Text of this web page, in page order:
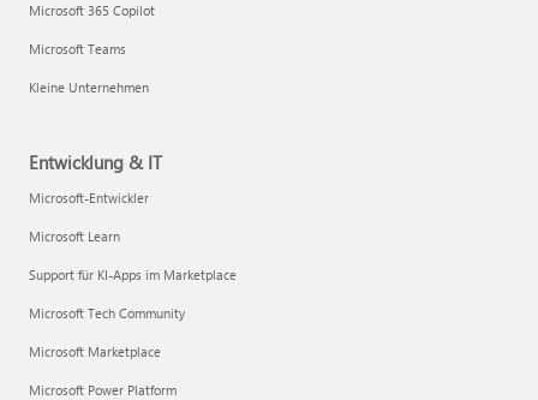
Microsoft 365 Copilot
Microsoft Teams
Kleine Unternehmen
Entwicklung & IT
Microsoft-Entwickler
Microsoft Learn
Support für KI-Apps im Marketplace
Microsoft Tech Community
Microsoft Marketplace
Microsoft Power Platform